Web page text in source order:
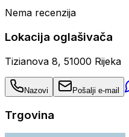
Nema recenzija
Lokacija oglašivača
Tizianova 8, 51000 Rijeka
Nazovi Pošalji e-mail
Trgovina